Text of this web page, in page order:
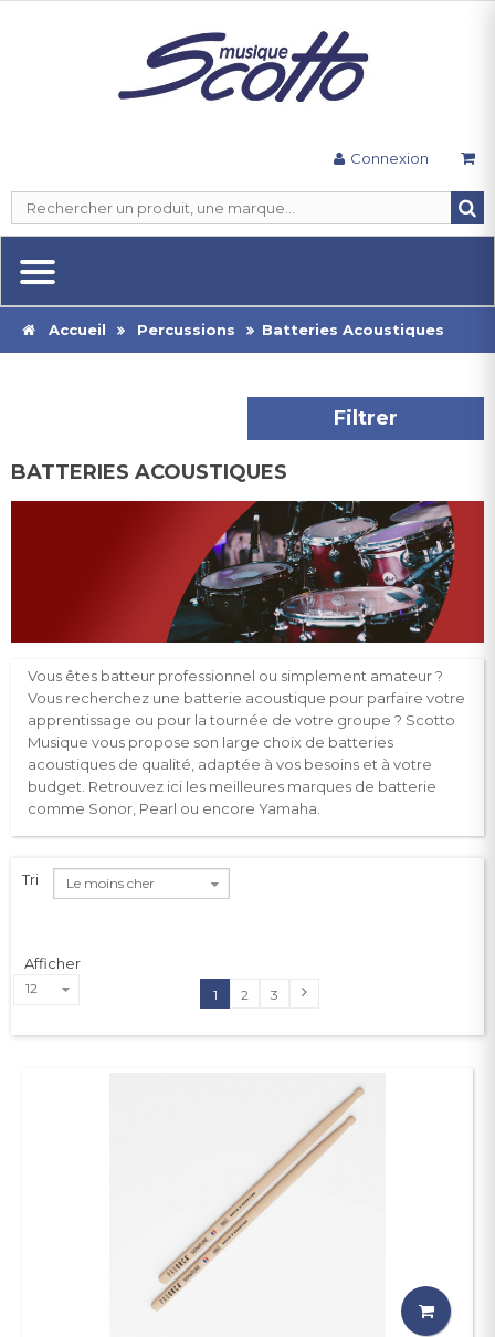
Connexion
Accueil Percussions Batteries Acoustiques
Filtrer
BATTERIES ACOUSTIQUES
Vous êtes batteur professionnel ou simplement amateur ?
Vous recherchez une batterie acoustique pour parfaire votre
apprentissage ou pour la tournée de votre groupe ? Scotto
Musique vous propose son large choix de batteries
acoustiques de qualité, adaptée à vos besoins et à votre
budget. Retrouvez ici les meilleures marques de batterie
comme Sonor, Pearl ou encore Yamaha.
1 2 3
Tri Le moins cher
Afficher
12